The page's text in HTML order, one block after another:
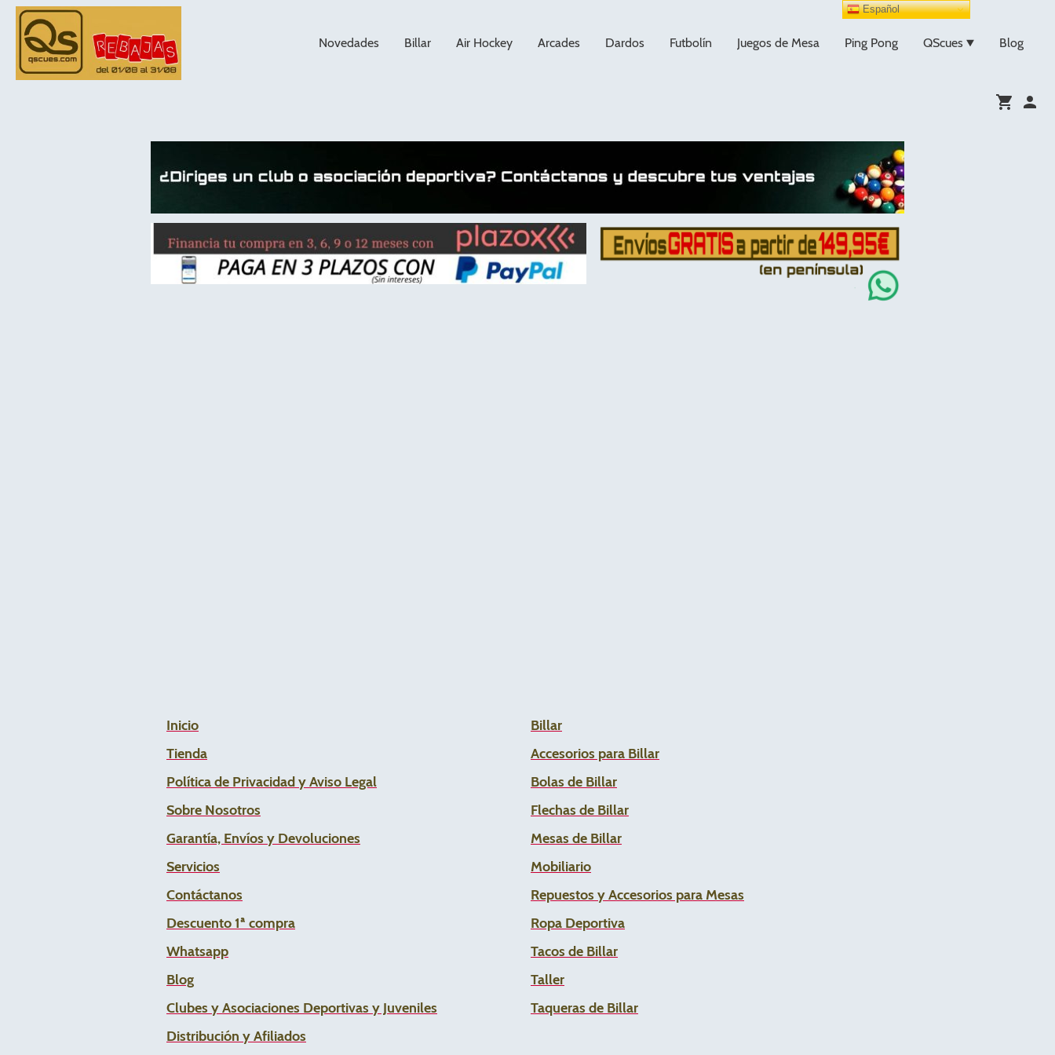
Novedades Billar Air Hockey Arcades Dardos Futbolín Juegos de Mesa Ping Pong QScues Blog
Inicio
Tienda
Política de Privacidad y Aviso Legal
Sobre Nosotros
Garantía, Envíos y Devoluciones
Servicios
Contáctanos
Descuento 1ª compra
Whatsapp
Blog
Clubes y Asociaciones Deportivas y Juveniles
Distribución y Afiliados
Billar
Accesorios para Billar
Bolas de Billar
Flechas de Billar
Mesas de Billar
Mobiliario
Repuestos y Accesorios para Mesas
Ropa Deportiva
Tacos de Billar
Taller
Taqueras de Billar
Español